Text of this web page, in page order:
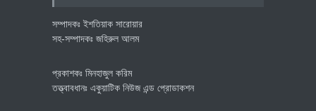
সম্পাদকঃ ইশতিয়াক সারোয়ার
সহ-সম্পাদকঃ জহিরুল আলম
প্রকাশকঃ মিনহাজুল করিম
তত্ত্বাবধানঃ একুয়াটিক নিউজ এন্ড প্রোডাকশন